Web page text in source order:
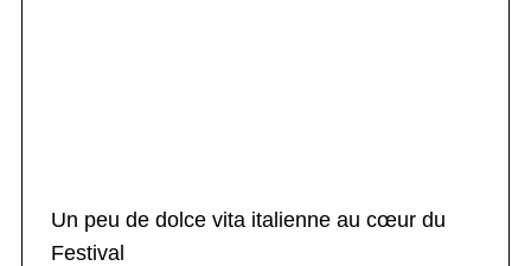
Un peu de dolce vita italienne au cœur du
Festival